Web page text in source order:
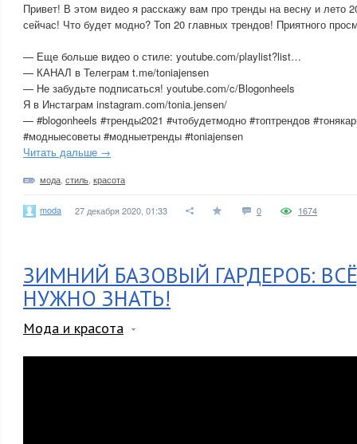
Привет! В этом видео я расскажу вам про тренды на весну и лето
сейчас! Что будет модно? Топ 20 главных трендов! Приятного
— Еще больше видео о стиле: youtube.com/playlist?list…
— КАНАЛ в Телеграм t.me/toniajensen
— Не забудьте подписаться! youtube.com/c/Blogonheels
Я в Инстаграм instagram.com/tonia.jensen/
— #blogonheels #тренды2021 #чтобудетмодно #топтрендов
#модныесоветы #модныетренды #toniajensen
Читать дальше →
мода стиль красота
moda 27 декабря 2020, 01:33 0 1674
ЗИМНИЙ БАЗОВЫЙ ГАРДЕРОБ:
НУЖНО ЗНАТЬ!
Мода и красота